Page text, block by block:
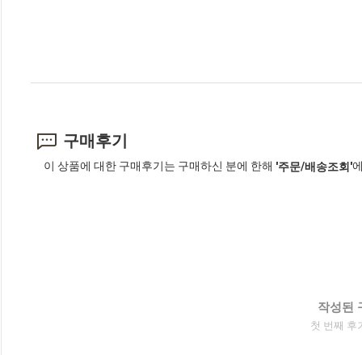
구매후기
이 상품에 대한 구매후기는 구매하신 분에 한해 '주문/배송조회'
작성된
첫 번째 후